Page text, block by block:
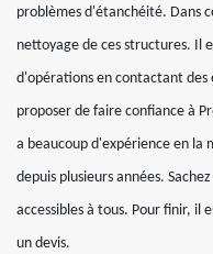
problèmes d'étanchéité. Dans
nettoyage de ces structures. Il
d'opérations en contactant des
proposer de faire confiance à
a beaucoup d'expérience en la
depuis plusieurs années.
accessibles à tous. Pour finir, il
un devis.